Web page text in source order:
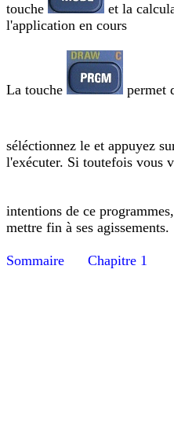
touche
et la
l'application en cours
La touche permet
séléctionnez le et appuyez
l'exécuter. Si toutefois vous
intentions de ce
mettre fin à ses agissements.
Sommaire Chapitre 1